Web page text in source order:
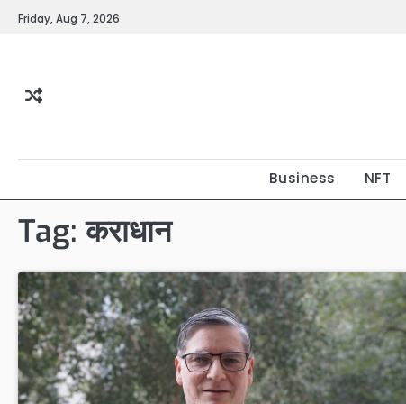
SkipFriday, Aug 7, 2026
Business NFT
Tag:कराधान